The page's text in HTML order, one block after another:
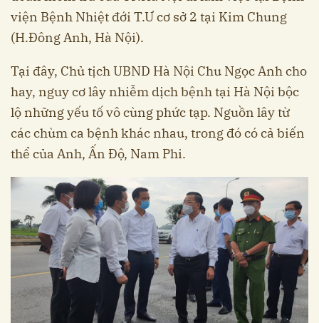
viện Bệnh Nhiệt đới T.Ư cơ sở 2 tại Kim Chung
(H.Đông Anh, Hà Nội).
Tại đây, Chủ tịch UBND Hà Nội Chu Ngọc Anh cho
hay, nguy cơ lây nhiễm dịch bệnh tại Hà Nội bộc
lộ những yếu tố vô cùng phức tạp. Nguồn lây từ
các chùm ca bệnh khác nhau, trong đó có cả biến
thể của Anh, Ấn Độ, Nam Phi.